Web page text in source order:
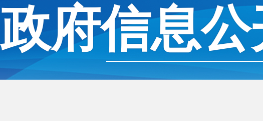
政府信息公